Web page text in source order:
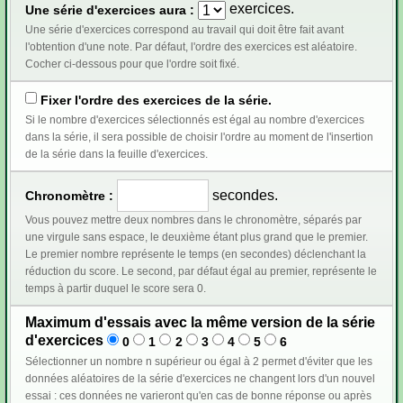
Une série d'exercices aura : exercices.
Une série d'exercices correspond au travail qui doit être fait avant
l'obtention d'une note. Par défaut, l'ordre des exercices est aléatoire.
Cocher ci-dessous pour que l'ordre soit fixé.
Fixer l'ordre des exercices de la série.
Si le nombre d'exercices sélectionnés est égal au nombre d'exercices
dans la série, il sera possible de choisir l'ordre au moment de l'insertion
de la série dans la feuille d'exercices.
Chronomètre : secondes.
Vous pouvez mettre deux nombres dans le chronomètre, séparés par
une virgule sans espace, le deuxième étant plus grand que le premier.
Le premier nombre représente le temps (en secondes) déclenchant la
réduction du score. Le second, par défaut égal au premier, représente le
temps à partir duquel le score sera 0.
Maximum d'essais avec la même version de la série
d'exercices
0 1 2 3 4 5 6
Sélectionner un nombre n supérieur ou égal à 2 permet d'éviter que les
données aléatoires de la série d'exercices ne changent lors d'un nouvel
essai : ces données ne varieront qu'en cas de bonne réponse ou après